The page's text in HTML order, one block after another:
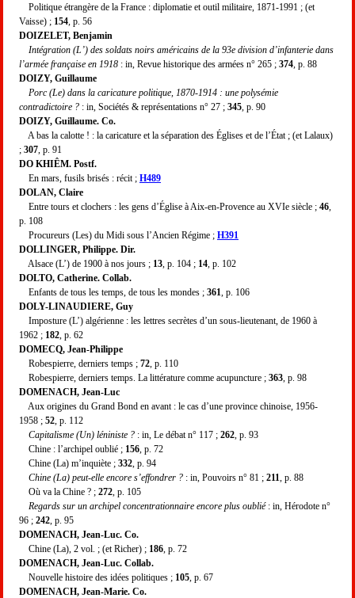
Politique étrangère de la France : diplomatie et outil militaire, 1871-1991 ; (et
Vaisse) ; 154 , p. 56
DOIZELET, Benjamin
Intégration (L’) des soldats noirs américains de la 93e division d’infanterie dans
l’armée française en 1918 : in, Revue historique des armées n° 265 ; 374 , p. 88
DOIZY, Guillaume
Porc (Le) dans la caricature politique, 1870-1914 : une polysémie
contradictoire ? : in, Sociétés & représentations n° 27 ; 345 , p. 90
DOIZY, Guillaume. Co.
A bas la calotte ! : la caricature et la séparation des Églises et de l’État ; (et Lalaux)
; 307 , p. 91
DO KHIÊM. Postf.
En mars, fusils brisés : récit ; H489
DOLAN, Claire
Entre tours et clochers : les gens d’Église à Aix-en-Provence au XVIe siècle ; 46
p. 108
Procureurs (Les) du Midi sous l’Ancien Régime ; H391
DOLLINGER, Philippe. Dir.
Alsace (L’) de 1900 à nos jours ; 13 , p. 104 ; 14 , p. 102
DOLTO, Catherine. Collab.
Enfants de tous les temps, de tous les mondes ; 361 , p. 106
DOLY-LINAUDIERE, Guy
Imposture (L’) algérienne : les lettres secrètes d’un sous-lieutenant, de 1960 à
1962 ; 182 , p. 62
DOMECQ, Jean-Philippe
Robespierre, derniers temps ; 72 , p. 110
Robespierre, derniers temps. La littérature comme acupuncture ; 363 , p. 98
DOMENACH, Jean-Luc
Aux origines du Grand Bond en avant : le cas d’une province chinoise, 1956-
1958 ; 52 , p. 112
Capitalisme (Un) léniniste ? : in, Le débat n° 117 ; 262 , p. 93
Chine : l’archipel oublié ; 156 , p. 72
Chine (La) m’inquiète ; 332 , p. 94
Chine (La) peut-elle encore s’effondrer ? : in, Pouvoirs n° 81 ; 211 , p. 88
Où va la Chine ? ; 272 , p. 105
Regards sur un archipel concentrationnaire encore plus oublié: in, Hérodote n°
96 ; 242 , p. 95
DOMENACH, Jean-Luc. Co.
Chine (La), 2 vol. ; (et Richer) ; 186 , p. 72
DOMENACH, Jean-Luc. Collab.
Nouvelle histoire des idées politiques ; 105 , p. 67
DOMENACH, Jean-Marie. Co.